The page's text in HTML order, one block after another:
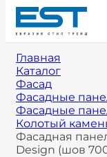
Главная
Каталог
Фасад
Фасадные
Фасадные
Колотый
Фасадная
Design (шов